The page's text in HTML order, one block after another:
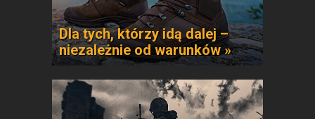
Dla tych, którzy idą dalej –
niezależnie od warunków »